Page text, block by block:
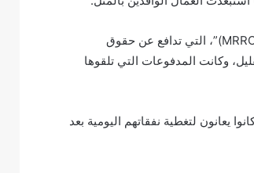
وفقا لـ بحث أجرته في عام 2022 منظمة “المستودع المفتوح لأبحاث حقوق الوافدين (MRRORS)”، التي تدافع عن حقوق
وكانت المدفوعات التي تلقوها
لتغطية نفقاتهم اليومية بعد